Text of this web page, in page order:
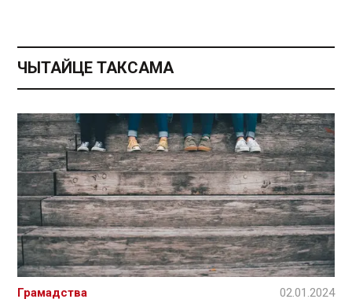
ЧЫТАЙЦЕ ТАКСАМА
Грамадства 02.01.2024